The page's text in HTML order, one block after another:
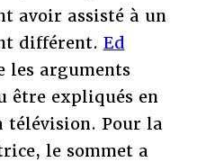
avoir assisté à un
différent. Ed
les arguments
être expliqués en
télévision. Pour la
le sommet a